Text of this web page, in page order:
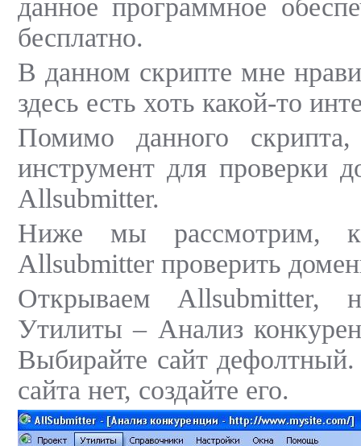
данное программное
бесплатно.
В данном скрипте мне
здесь есть хоть какой-то
Помимо данного
инструмент для проверки
Allsubmitter.
Ниже мы рассмотрим,
Allsubmitter проверить
Открываем Allsubmitter,
Утилиты – Анализ
Выбирайте сайт
сайта нет, создайте его.